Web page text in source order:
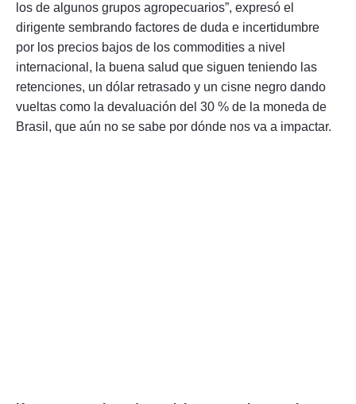
los de algunos grupos agropecuarios”, expresó el
dirigente sembrando factores de duda e incertidumbre
por los precios bajos de los commodities a nivel
internacional, la buena salud que siguen teniendo las
retenciones, un dólar retrasado y un cisne negro dando
vueltas como la devaluación del 30 % de la moneda de
Brasil, que aún no se sabe por dónde nos va a impactar.